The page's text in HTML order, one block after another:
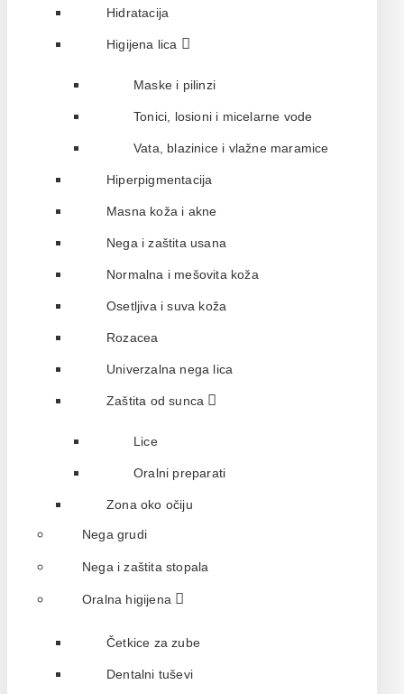
Hidratacija
Higijena lica
Maske i pilinzi
Tonici, losioni i micelarne vode
Vata, blazinice i vlažne maramice
Hiperpigmentacija
Masna koža i akne
Nega i zaštita usana
Normalna i mešovita koža
Osetljiva i suva koža
Rozacea
Univerzalna nega lica
Zaštita od sunca
Lice
Oralni preparati
Zona oko očiju
Nega grudi
Nega i zaštita stopala
Oralna higijena
Četkice za zube
Dentalni tuševi